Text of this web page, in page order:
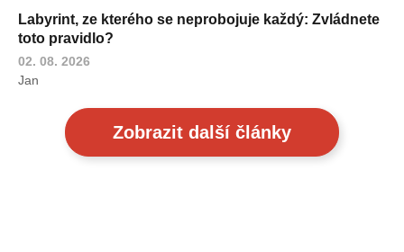
Labyrint, ze kterého se neprobojuje každý: Zvládnete
toto pravidlo?
02. 08. 2026
Jan
Zobrazit další články